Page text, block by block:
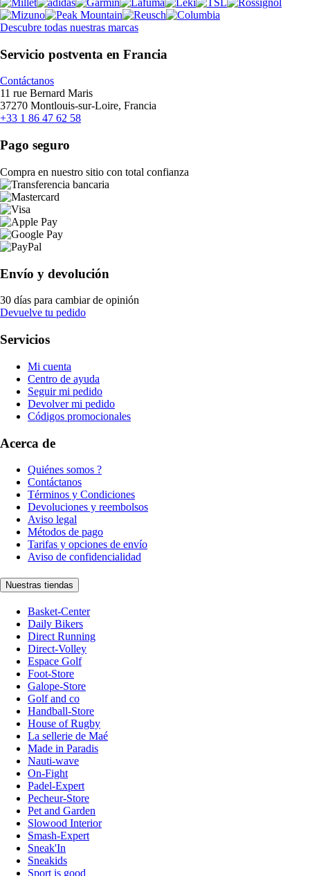
Descubre todas nuestras marcas
Servicio postventa en Francia
Contáctanos
11 rue Bernard Maris
37270 Montlouis-sur-Loire, Francia
+33 1 86 47 62 58
Pago seguro
Compra en nuestro sitio con total confianza
Envío y devolución
30 días para cambiar de opinión
Devuelve tu pedido
Servicios
Mi cuenta
Centro de ayuda
Seguir mi pedido
Devolver mi pedido
Códigos promocionales
Acerca de
Quiénes somos ?
Contáctanos
Términos y Condiciones
Devoluciones y reembolsos
Aviso legal
Métodos de pago
Tarifas y opciones de envío
Aviso de confidencialidad
Nuestras tiendas
Basket-Center
Daily Bikers
Direct Running
Direct-Volley
Espace Golf
Foot-Store
Galope-Store
Golf and co
Handball-Store
House of Rugby
La sellerie de Maé
Made in Paradis
Nauti-wave
On-Fight
Padel-Expert
Pecheur-Store
Pet and Garden
Slowood Interior
Smash-Expert
Sneak'In
Sneakids
Sport is good